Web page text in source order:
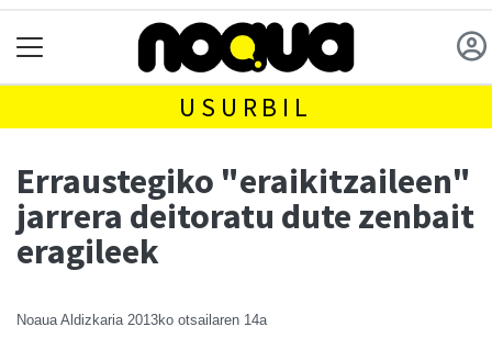
USURBIL
Erraustegiko "eraikitzaileen"
jarrera deitoratu dute zenbait
eragileek
Noaua Aldizkaria 2013ko otsailaren 14a